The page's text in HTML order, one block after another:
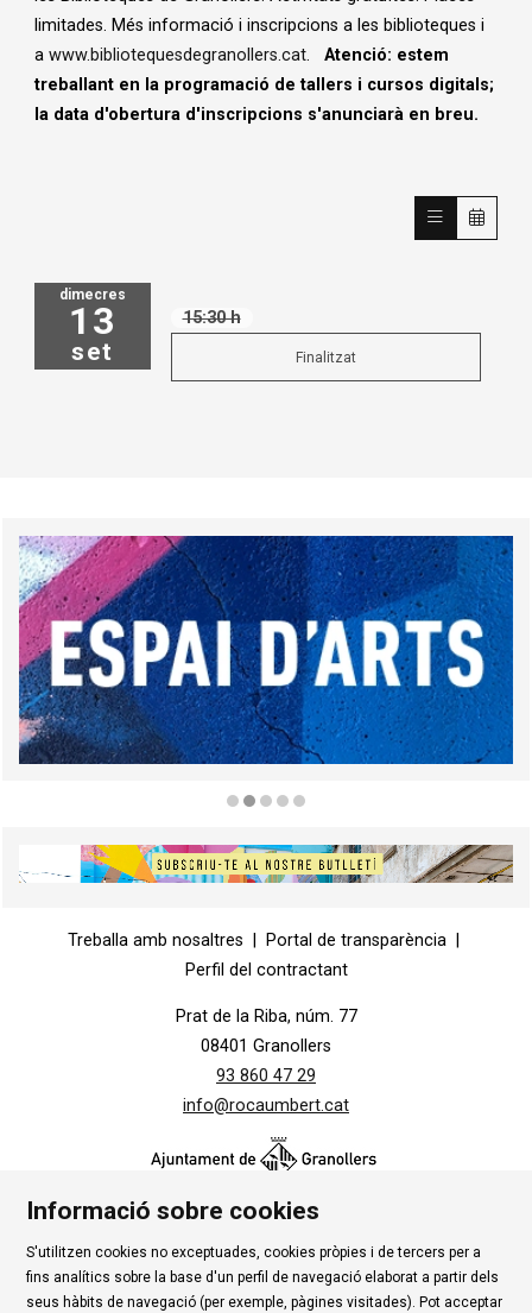
limitades. Més informació i inscripcions a les biblioteques i
a www.bibliotequesdegranollers.cat. Atenció: estem
treballant en la programació de tallers i cursos digitals;
la data d'obertura d'inscripcions s'anunciarà en breu.
dimecres
13
set
15:30 h
Finalitzat
Treballa amb nosaltres
Portal de transparència
Perfil del contractant
Prat de la Riba, núm. 77
08401 Granollers
93 860 47 29
info@rocaumbert.cat
Contacte | Instància Genèrica | Alta Tercers
|
Ús de Cookies
| Política de privadesa | Avís Legal |
Informació sobre cookies
S'utilitzen cookies no exceptuades, cookies pròpies i de tercers per a
fins analítics sobre la base d'un perfil de navegació elaborat a partir dels
seus hàbits de navegació (per exemple, pàgines visitades). Pot acceptar